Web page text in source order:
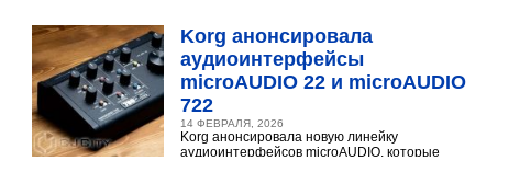
Korg анонсировала
аудиоинтерфейсы
microAUDIO 22 и microAUDIO
722
14 ФЕВРАЛЯ, 2026
Korg анонсировала новую линейку
аудиоинтерфейсов microAUDIO, которые